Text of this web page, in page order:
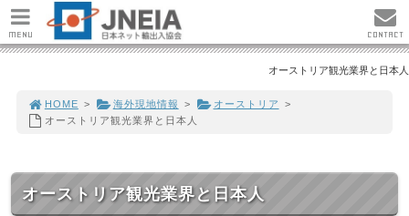
オーストリア観光業界と日本人
HOME > 海外現地情報 > オーストリア
>
オーストリア観光業界と日本人
オーストリア観光業界と日本人
MENU CONTACT